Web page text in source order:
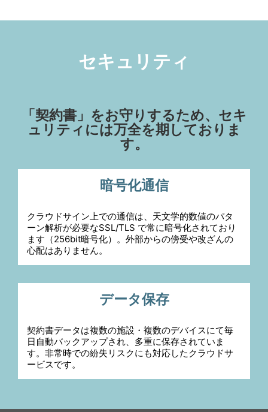
セキュリティ
「契約書」をお守りするため、セキ
ュリティには万全を期しておりま
す。
暗号化通信
クラウドサイン上での通信は、天文学的数値のパタ
ーン解析が必要なSSL/TLS で常に暗号化されており
ます（256bit暗号化）。外部からの傍受や改ざんの
心配はありません。
データ保存
契約書データは複数の施設・複数のデバイスにて毎
日自動バックアップされ、多重に保存されていま
す。非常時での紛失リスクにも対応したクラウドサ
ービスです。